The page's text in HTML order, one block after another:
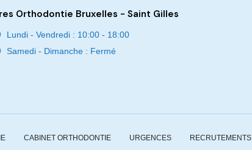
Orthodontie Bruxelles - Saint Gilles
Lundi - Vendredi : 10:00 - 18:00
Samedi - Dimanche : Fermé
CABINET ORTHODONTIE URGENCES RECRUTEMENTS